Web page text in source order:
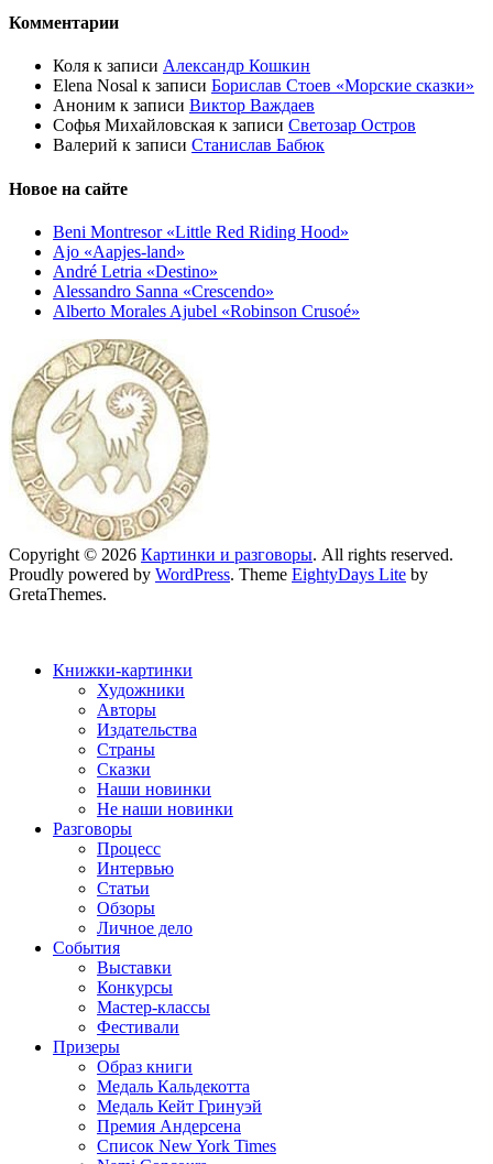
Комментарии
Коля к записи Александр Кошкин
Elena Nosal к записи Борислав Стоев «Морские сказки»
Аноним к записи Виктор Важдаев
Софья Михайловская к записи Светозар Остров
Валерий к записи Станислав Бабюк
Новое на сайте
Beni Montresor «Little Red Riding Hood»
Ajo «Aapjes-land»
André Letria «Destino»
Alessandro Sanna «Crescendo»
Alberto Morales Ajubel «Robinson Crusoé»
Copyright © 2026 Картинки и разговоры. All rights reserved.
Proudly powered by WordPress. Theme EightyDays Lite by
GretaThemes.
Книжки-картинки
Художники
Авторы
Издательства
Страны
Сказки
Наши новинки
Не наши новинки
Разговоры
Процесс
Интервью
Статьи
Обзоры
Личное дело
События
Выставки
Конкурсы
Мастер-классы
Фестивали
Призеры
Образ книги
Медаль Кальдекотта
Медаль Кейт Гринуэй
Премия Андерсена
Список New York Times